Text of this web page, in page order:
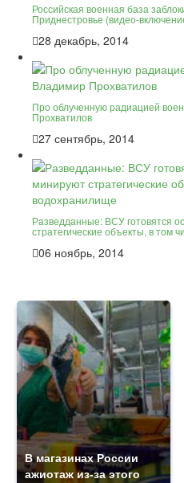
Российская военная база
Приднестровье (видео-
28 декабрь, 2014
Про облученную радиацией
Прохватилов
27 сентябрь, 2014
Разведданные: ВСУ готовятся
стратегические объекты, в том
06 ноябрь, 2014
В магазинах России
ажиотаж из-за этого